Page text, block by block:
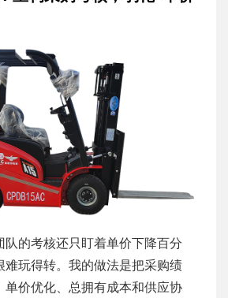
队的考核还只盯着单价下降百分
难玩得转。我的做法是把采购绩
单价优化、总拥有成本和供应协